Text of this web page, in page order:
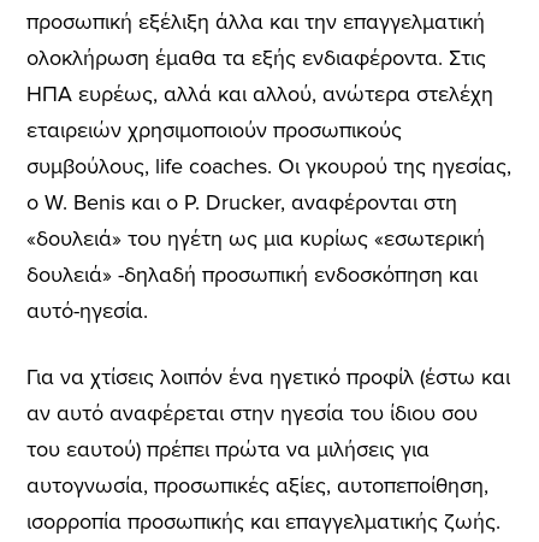
προσωπική εξέλιξη άλλα και την επαγγελματική
ολοκλήρωση έμαθα τα εξής ενδιαφέροντα. Στις
ΗΠΑ ευρέως, αλλά και αλλού, ανώτερα στελέχη
εταιρειών χρησιμοποιούν προσωπικούς
συμβούλους, life coaches. Οι γκουρού της ηγεσίας,
ο W. Benis και ο P. Drucker, αναφέρονται στη
«δουλειά» του ηγέτη ως μια κυρίως «εσωτερική
δουλειά» -δηλαδή προσωπική ενδοσκόπηση και
αυτό-ηγεσία.
Για να χτίσεις λοιπόν ένα ηγετικό προφίλ (έστω και
αν αυτό αναφέρεται στην ηγεσία του ίδιου σου
του εαυτού) πρέπει πρώτα να μιλήσεις για
αυτογνωσία, προσωπικές αξίες, αυτοπεποίθηση,
ισορροπία προσωπικής και επαγγελματικής ζωής.